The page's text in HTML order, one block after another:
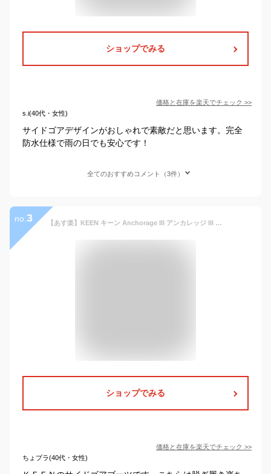
ショップでみる
価格と在庫を楽天でチェック >>
s.i(40代・女性)
サイドゴアデザインがおしゃれで素敵だと思います。完全
防水仕様で雨の日でも安心です！
全てのおすすめコメント（3件）
no. 3 【あす楽】KEEN キーン Anchorage III アンカレッジ III 防水ウィンターブーツ【T】【クーポン対象外】｜レインブーツ 長靴 サイドゴア 丈夫 シューズ 雨具 スノーブーツ メンズ レディース おしゃれ 秋 冬 送料無料 セール sale
ショップでみる
価格と在庫を楽天でチェック >>
ちょプラ(40代・女性)